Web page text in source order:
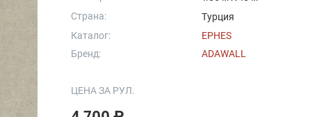
Страна:
Турция
Каталог:
EPHES
Бренд:
ADAWALL
ЦЕНА ЗА РУЛ.